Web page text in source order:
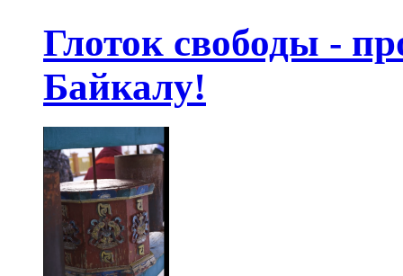
Глоток свободы -
Байкалу!